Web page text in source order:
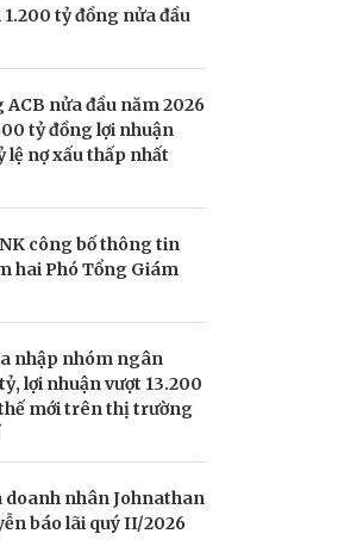
1.200 tỷ đồng nửa đầu
nửa đầu năm 2026
tỷ đồng lợi nhuận
lệ nợ xấu thấp nhất
công bố thông tin
hai Phó Tổng Giám
nhập nhóm ngân
lợi nhuận vượt 13.200
mới trên thị trường
doanh nhân Johnathan
báo lãi quý II/2026